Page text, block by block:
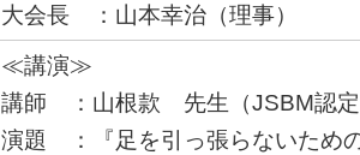
大会長 ：山本幸治（理事）
≪講演≫
講師 ：山根款 先生（JSBM認定
演題 ：『足を引っ張らないため